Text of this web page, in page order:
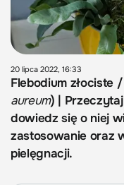
20 lipca 2022, 16:33
Flebodium złociste
aureum) |
dowiedz się o niej
zastosowanie oraz
pielęgnacji.